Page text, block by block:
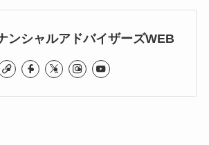
ンシャルアドバイザーズWEB